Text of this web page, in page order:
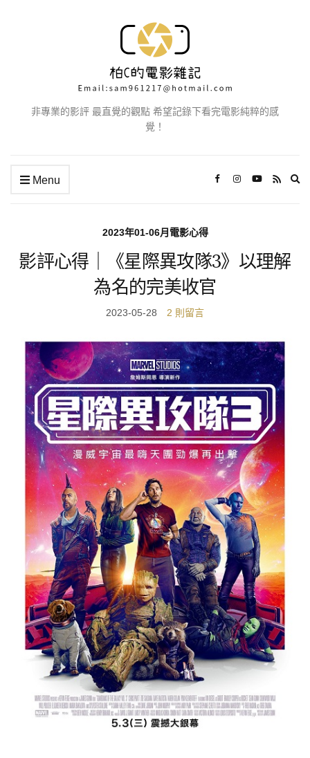
非專業的影評 最直覺的觀點 希望記錄下看完電影純粹的感
覺！
Menu
2023年01-06月電影心得
影評心得｜《星際異攻隊3》以理解
為名的完美收官
2023-05-28 2 則留言